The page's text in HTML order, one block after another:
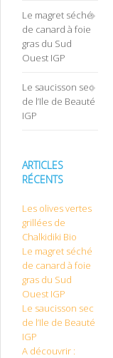
Le magret séché
de canard à foie
gras du Sud
Ouest IGP
Le saucisson sec
de l’Ile de Beauté
IGP
ARTICLES
RÉCENTS
Les olives vertes
grillées de
Chalkidiki Bio
Le magret séché
de canard à foie
gras du Sud
Ouest IGP
Le saucisson sec
de l’Ile de Beauté
IGP
A découvrir :